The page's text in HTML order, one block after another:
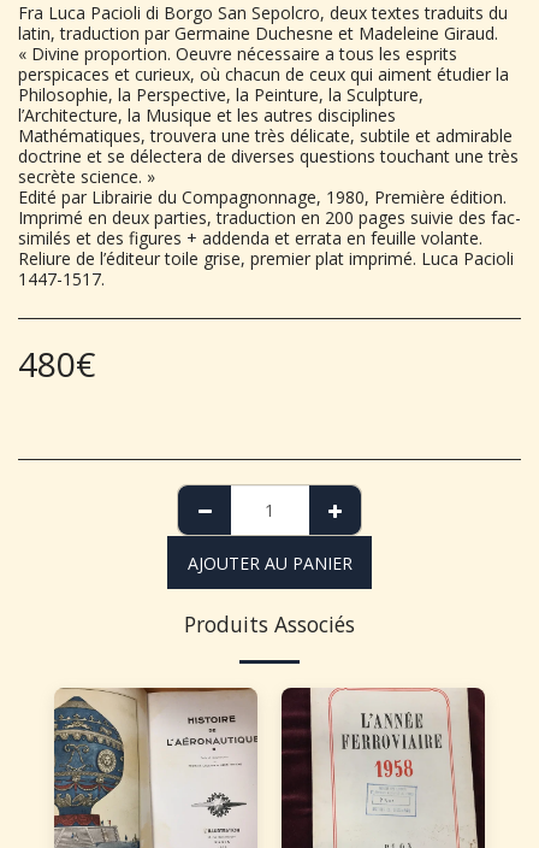
Fra Luca Pacioli di Borgo San Sepolcro, deux textes traduits du
latin, traduction par Germaine Duchesne et Madeleine Giraud.
« Divine proportion. Oeuvre nécessaire a tous les esprits
perspicaces et curieux, où chacun de ceux qui aiment étudier la
Philosophie, la Perspective, la Peinture, la Sculpture,
l’Architecture, la Musique et les autres disciplines
Mathématiques, trouvera une très délicate, subtile et admirable
doctrine et se délectera de diverses questions touchant une très
secrète science. »
Edité par Librairie du Compagnonnage, 1980, Première édition.
Imprimé en deux parties, traduction en 200 pages suivie des fac-
similés et des figures + addenda et errata en feuille volante.
Reliure de l’éditeur toile grise, premier plat imprimé. Luca Pacioli
1447-1517.
480€
AJOUTER AU PANIER
Produits Associés